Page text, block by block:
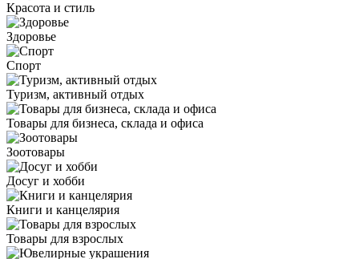
Красота и стиль
Здоровье
Спорт
Туризм, активный отдых
Товары для бизнеса, склада и офиса
Зоотовары
Досуг и хобби
Книги и канцелярия
Товары для взрослых